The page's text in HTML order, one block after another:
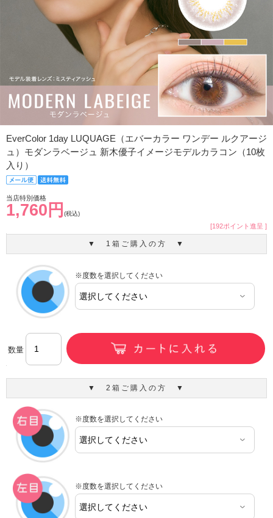
EverColor 1day LUQUAGE（エバーカラー ワンデー ルクアージ
ュ）モダンラベージュ 新木優子イメージモデルカラコン（10枚
入り）
当店特別価格
1,760円 (税込)
[192ポイント進呈 ]
▼ 1箱ご購入の方 ▼
※度数を選択してください
数量
▼ 2箱ご購入の方 ▼
※度数を選択してください
※度数を選択してください